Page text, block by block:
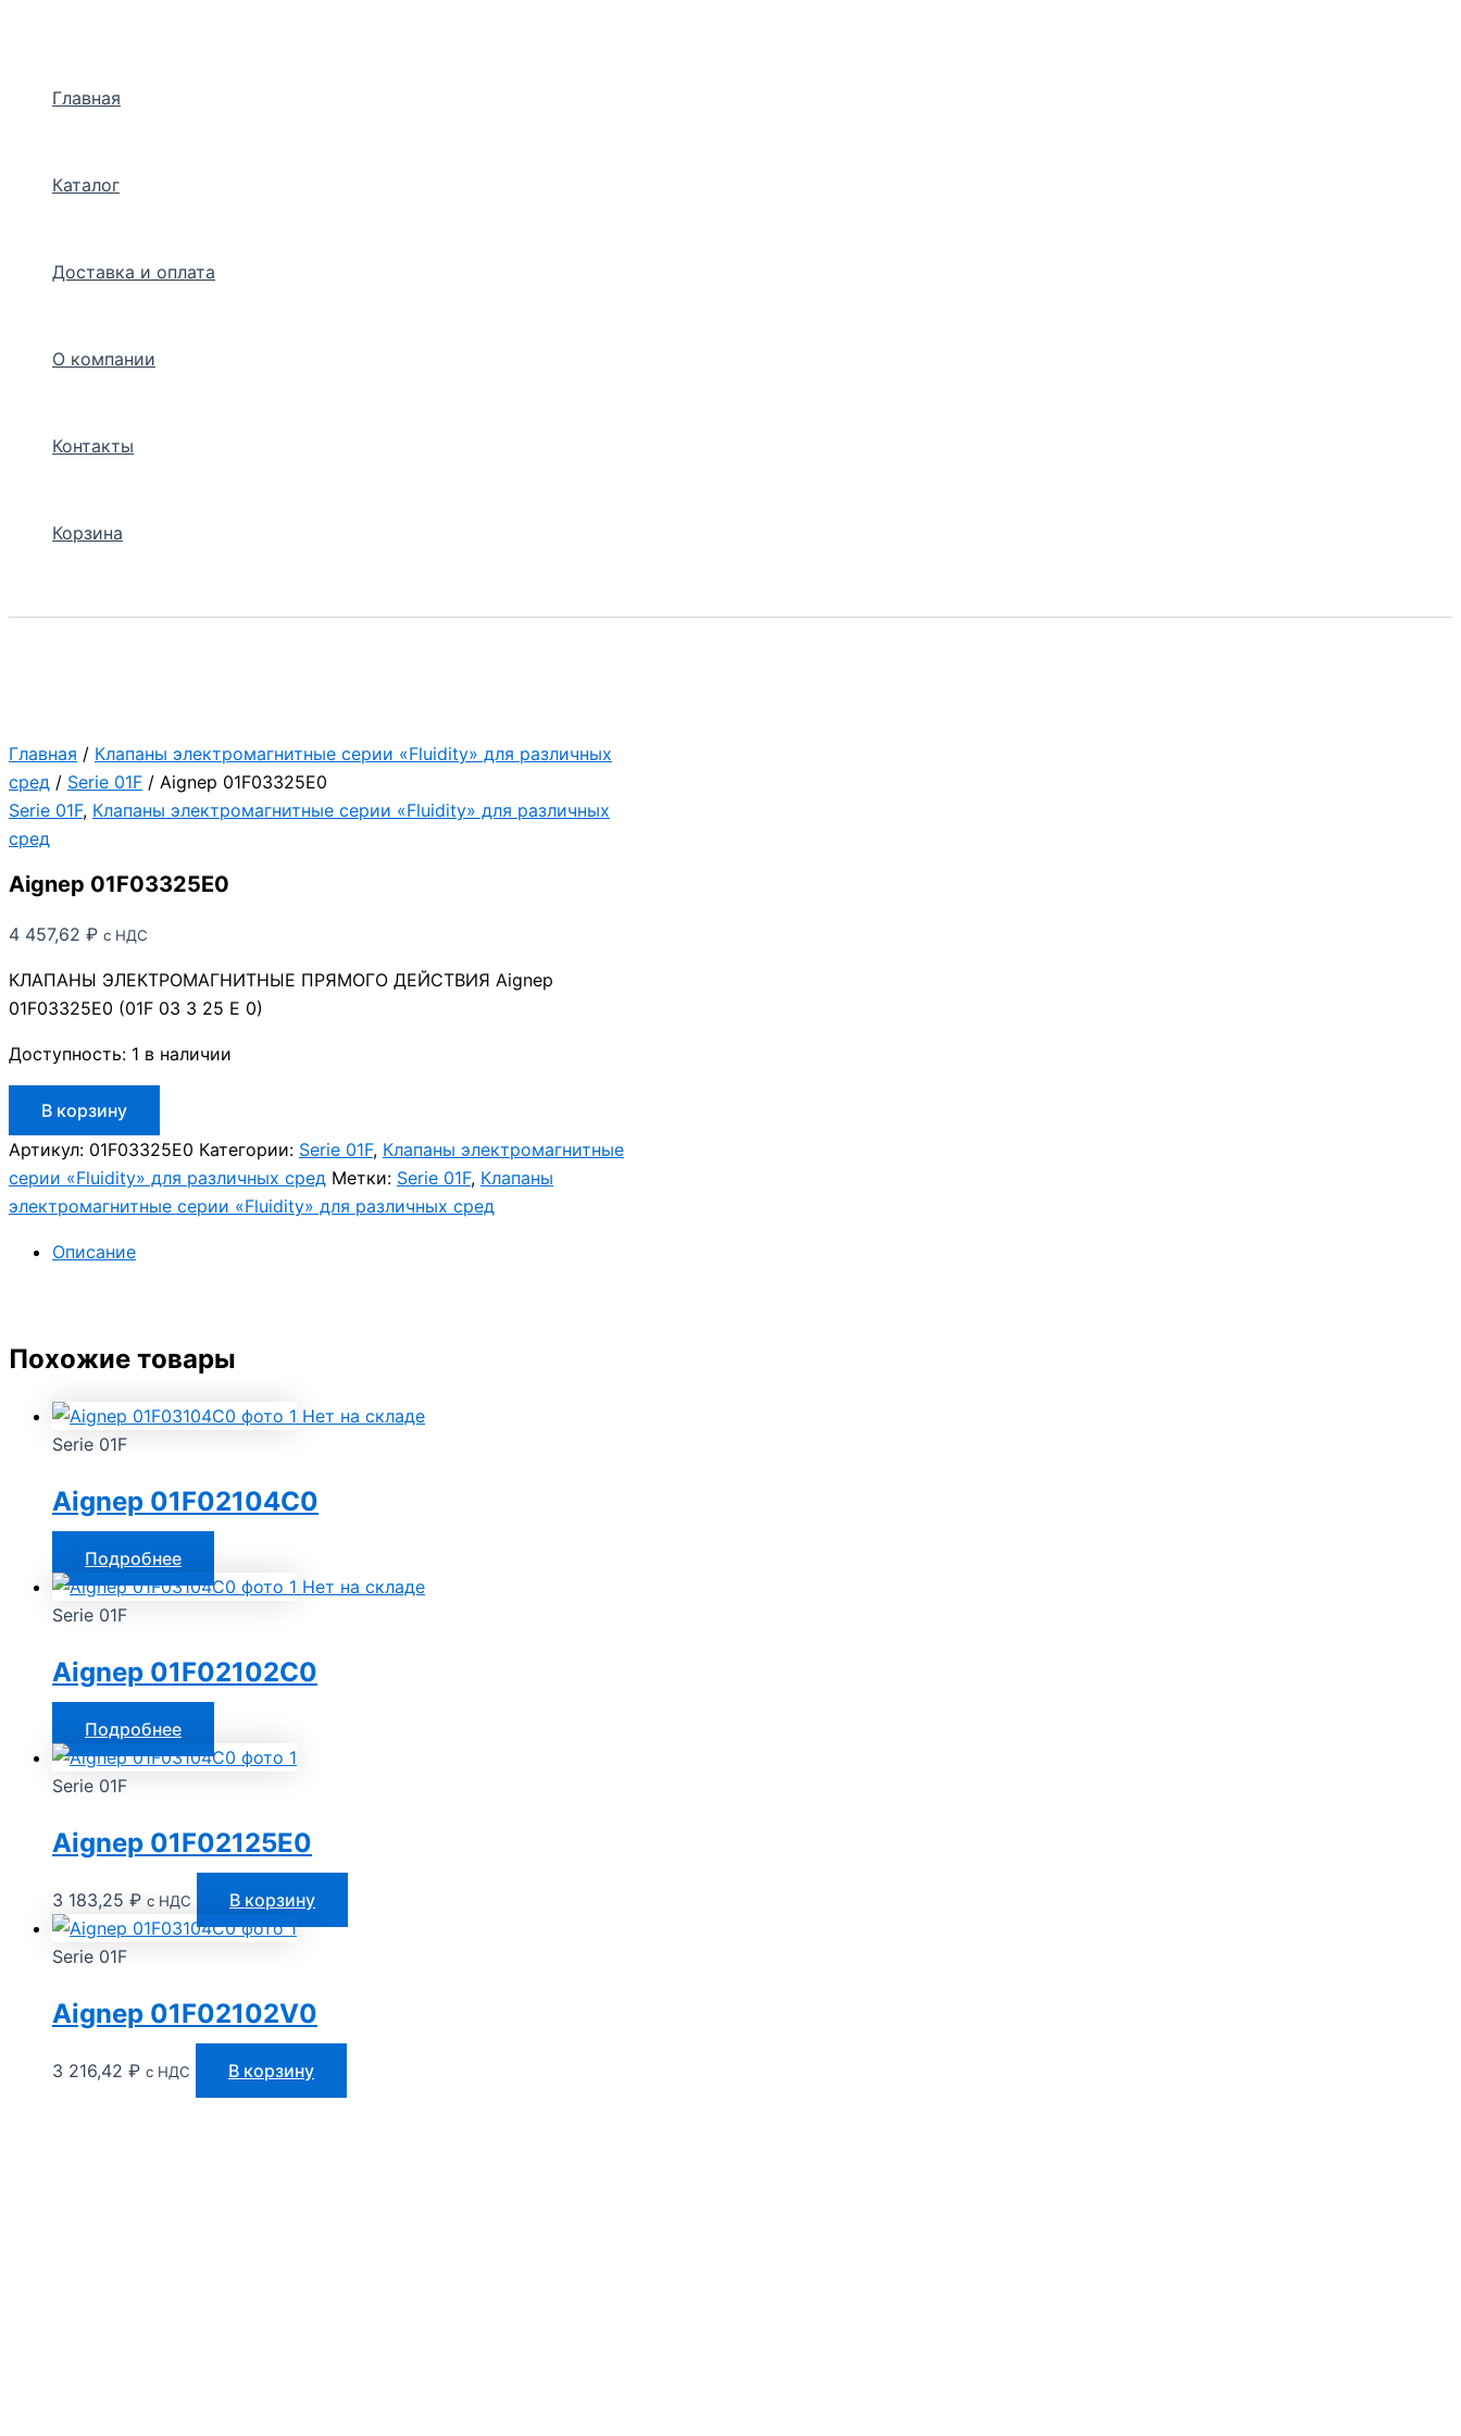
Главная
Каталог
Доставка и оплата
О компании
Контакты
Корзина
Главная / Клапаны электромагнитные серии «Fluidity» для различных
сред / Serie 01F / Aignep 01F03325E0
Serie 01F, Клапаны электромагнитные серии «Fluidity» для различных
сред
Aignep 01F03325E0
4 457,62 ₽ с НДС
КЛАПАНЫ ЭЛЕКТРОМАГНИТНЫЕ ПРЯМОГО ДЕЙСТВИЯ Aignep
01F03325E0 (01F 03 3 25 E 0)
Доступность: 1 в наличии
товара
Aignep
01F03325E0
В корзину
Артикул: 01F03325E0 Категории: Serie 01F, Клапаны электромагнитные
серии «Fluidity» для различных сред Метки: Serie 01F, Клапаны
электромагнитные серии «Fluidity» для различных сред
Описание
Похожие товары
Нет на складе
Serie 01F
Aignep 01F02104C0
Подробнее
Нет на складе
Serie 01F
Aignep 01F02102C0
Подробнее
Serie 01F
Aignep 01F02125E0
3 183,25 ₽ с НДС В корзину
Serie 01F
Aignep 01F02102V0
3 216,42 ₽ с НДС В корзину